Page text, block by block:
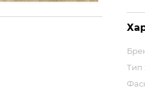
Тип